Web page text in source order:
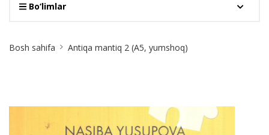
Bo‘limlar
Breadcrumb
Bosh sahifa Antiqa mantiq 2 (А5, yumshoq)